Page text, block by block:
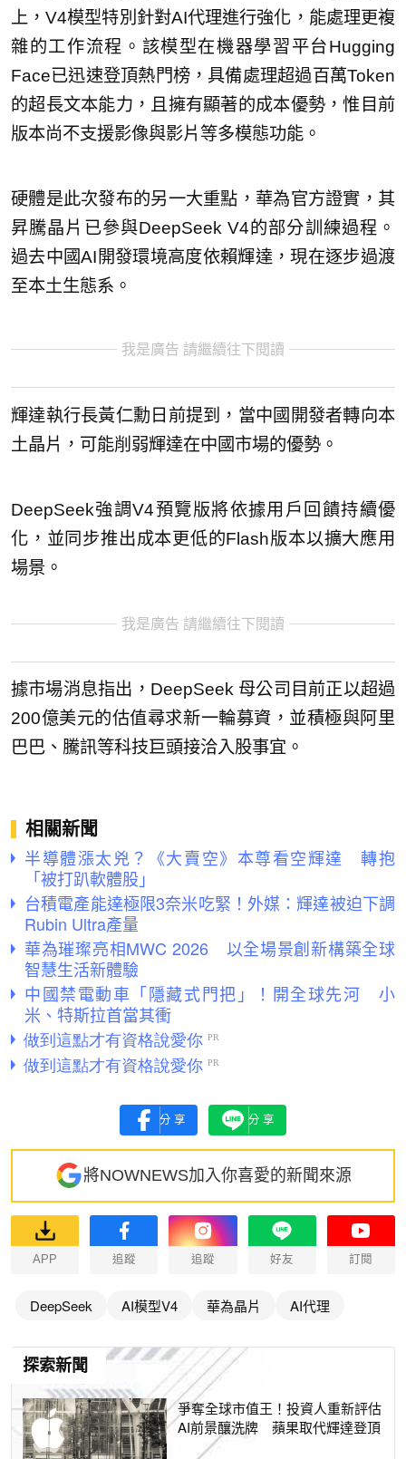
上，V4模型特別針對AI代理進行強化，能處理更複
雜的工作流程。該模型在機器學習平台Hugging
Face已迅速登頂熱門榜，具備處理超過百萬Token
的超長文本能力，且擁有顯著的成本優勢，惟目前
版本尚不支援影像與影片等多模態功能。
硬體是此次發布的另一大重點，華為官方證實，其
昇騰晶片已參與DeepSeek V4的部分訓練過程。
過去中國AI開發環境高度依賴輝達，現在逐步過渡
至本土生態系。
我是廣告 請繼續往下閱讀
輝達執行長黃仁勳日前提到，當中國開發者轉向本
土晶片，可能削弱輝達在中國市場的優勢。
DeepSeek強調V4預覽版將依據用戶回饋持續優
化，並同步推出成本更低的Flash版本以擴大應用
場景。
我是廣告 請繼續往下閱讀
據市場消息指出，DeepSeek 母公司目前正以超過
200億美元的估值尋求新一輪募資，並積極與阿里
巴巴、騰訊等科技巨頭接洽入股事宜。
相關新聞
半導體漲太兇？《大賣空》本尊看空輝達 轉抱
「被打趴軟體股」
台積電產能達極限3奈米吃緊！外媒：輝達被迫下調
Rubin Ultra產量
華為璀璨亮相MWC 2026 以全場景創新構築全球
智慧生活新體驗
中國禁電動車「隱藏式門把」！開全球先河 小
米、特斯拉首當其衝
分享 分享
將NOWNEWS加入你喜愛的新聞來源
APP 追蹤 追蹤 好友 訂閱
DeepSeek AI模型V4 華為晶片 AI代理
探索新聞
爭奪全球市值王！投資人重新評估
AI前景釀洗牌 蘋果取代輝達登頂